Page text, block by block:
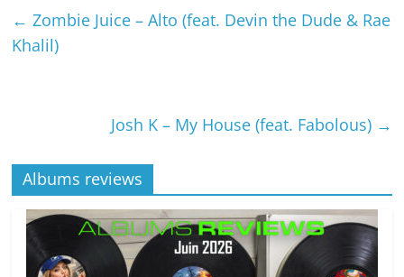
← Zombie Juice – Alto (feat. Devin the Dude & Rae
Khalil)
Josh K – My House (feat. Fabolous) →
Albums reviews